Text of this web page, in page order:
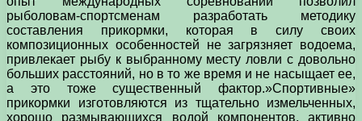
рыболовам-спортсменам разработать методику
составления прикормки, которая в силу своих
композиционных особенностей не загрязняет водоема,
привлекает рыбу к выбранному месту ловли с довольно
больших расстояний, но в то же время и не насыщает ее,
а это тоже существенный фактор.»Спортивные»
прикормки изготовляются из тщательно измельченных,
хорошо размывающихся водой компонентов, активно